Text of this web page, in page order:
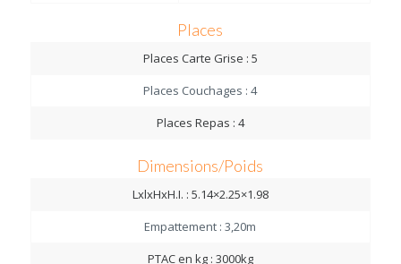
Places
Places Carte Grise : 5
Places Couchages : 4
Places Repas : 4
Dimensions/Poids
LxlxHxH.I. : 5.14×2.25×1.98
Empattement : 3,20m
PTAC en kg : 3000kg